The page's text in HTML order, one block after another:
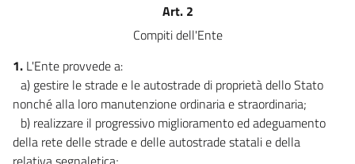
Art. 2
Compiti dell'Ente
1. L'Ente provvede a:
a) gestire le strade e le autostrade di proprietà dello Stato
nonché alla loro manutenzione ordinaria e straordinaria;
b) realizzare il progressivo miglioramento ed adeguamento
della rete delle strade e delle autostrade statali e della